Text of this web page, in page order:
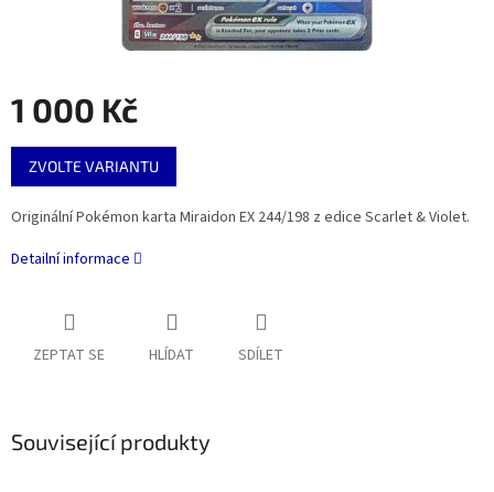
1 000 Kč
Měrná
cena:
ZVOLTE VARIANTU
Originální Pokémon karta Miraidon EX 244/198 z edice Scarlet & Violet.
Detailní informace
ZEPTAT SE HLÍDAT SDÍLET
Související produkty